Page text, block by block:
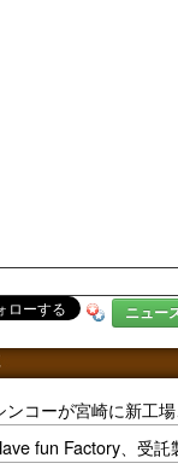
ニュー
ンコーが宮崎に新工
fun Factory、受